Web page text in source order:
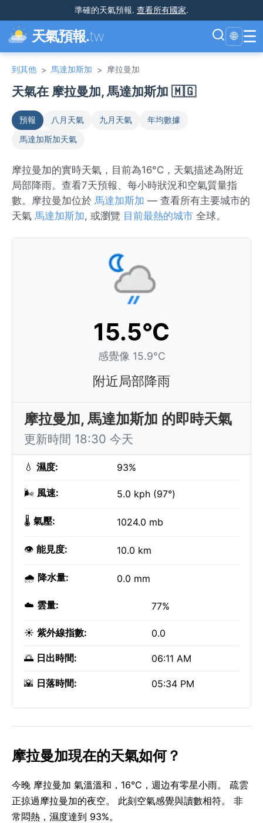
準確的天氣預報. 查看所有國家.
天氣預報.tw 🌐 ☰
到其他 > 馬達加斯加 > 摩拉曼加
天氣在 摩拉曼加, 馬達加斯加 🇲🇬
預報 八月天氣 九月天氣
年均數據
馬達加斯加天氣
摩拉曼加的實時天氣，目前為16°C，天氣描述為附近
局部降雨。查看7天預報、每小時狀況和空氣質量指
數。摩拉曼加位於 馬達加斯加 — 查看所有主要城市的
天氣 馬達加斯加, 或瀏覽 目前最熱的城市 全球。
15.5°C
感覺像 15.9°C
附近局部降雨
摩拉曼加, 馬達加斯加 的即時天氣
更新時間 18:30 今天
💧 濕度: 93%
🌬️ 風速: 5.0 kph (97°)
🌡️ 氣壓: 1024.0 mb
👁️ 能見度: 10.0 km
🌧️ 降水量: 0.0 mm
☁️ 雲量: 77%
☀️ 紫外線指數: 0.0
🌅 日出時間: 06:11 AM
🌇 日落時間: 05:34 PM
摩拉曼加現在的天氣如何？
今晚 摩拉曼加 氣溫溫和，16°C，週边有零星小雨。 疏雲
正掠過摩拉曼加的夜空。 此刻空氣感覺與讀數相符。 非
常悶熱，濕度達到 93%。